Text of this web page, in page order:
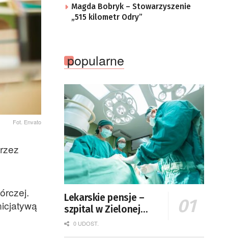
Fot. Envato
Magda Bobryk – Stowarzyszenie
„515 kilometr Odry”
popularne
Lekarskie pensje –
szpital w Zielonej
Górze podaje dane
0 UDOST.